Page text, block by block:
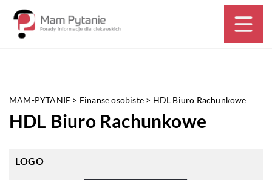
MAM-PYTANIE > Finanse osobiste > HDL Biuro Rachunkowe
HDL Biuro Rachunkowe
LOGO